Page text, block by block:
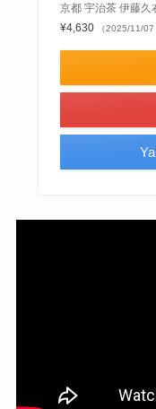
京都 宇治茶 伊藤久
¥4,630
（2025/11/